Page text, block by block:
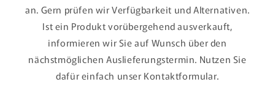
an. Gern prüfen wir Verfügbarkeit und Alternativen.
Ist ein Produkt vorübergehend ausverkauft,
informieren wir Sie auf Wunsch über den
nächstmöglichen Auslieferungstermin. Nutzen Sie
dafür einfach unser Kontaktformular.